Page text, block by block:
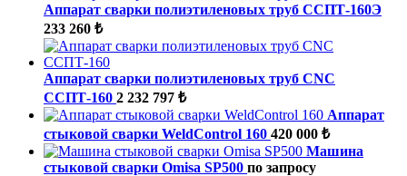
Аппарат сварки полиэтиленовых труб ССПТ-160Э
233 260 ₺
Аппарат сварки полиэтиленовых труб CNC
ССПТ-160 2 232 797 ₺
Аппарат
стыковой сварки WeldControl 160 420 000 ₺
Машина
стыковой сварки Omisa SP500 по запросу